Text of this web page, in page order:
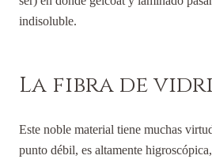
indisoluble.
La fibra de
Este noble material tiene muchas
punto débil, es altamente